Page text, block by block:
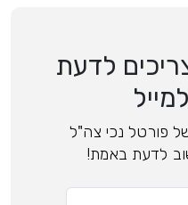
לדעת
פורטל נכי צה"ל
לדעת באמת!